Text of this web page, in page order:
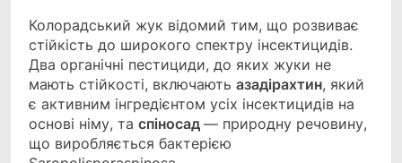
Колорадський жук відомий тим, що розвиває
стійкість до широкого спектру інсектицидів.
Два органічні пестициди, до яких жуки не
мають стійкості, включають азадірахтин, який
є активним інгредієнтом усіх інсектицидів на
основі німу, та спіносад — природну речовину,
що виробляється бактерією